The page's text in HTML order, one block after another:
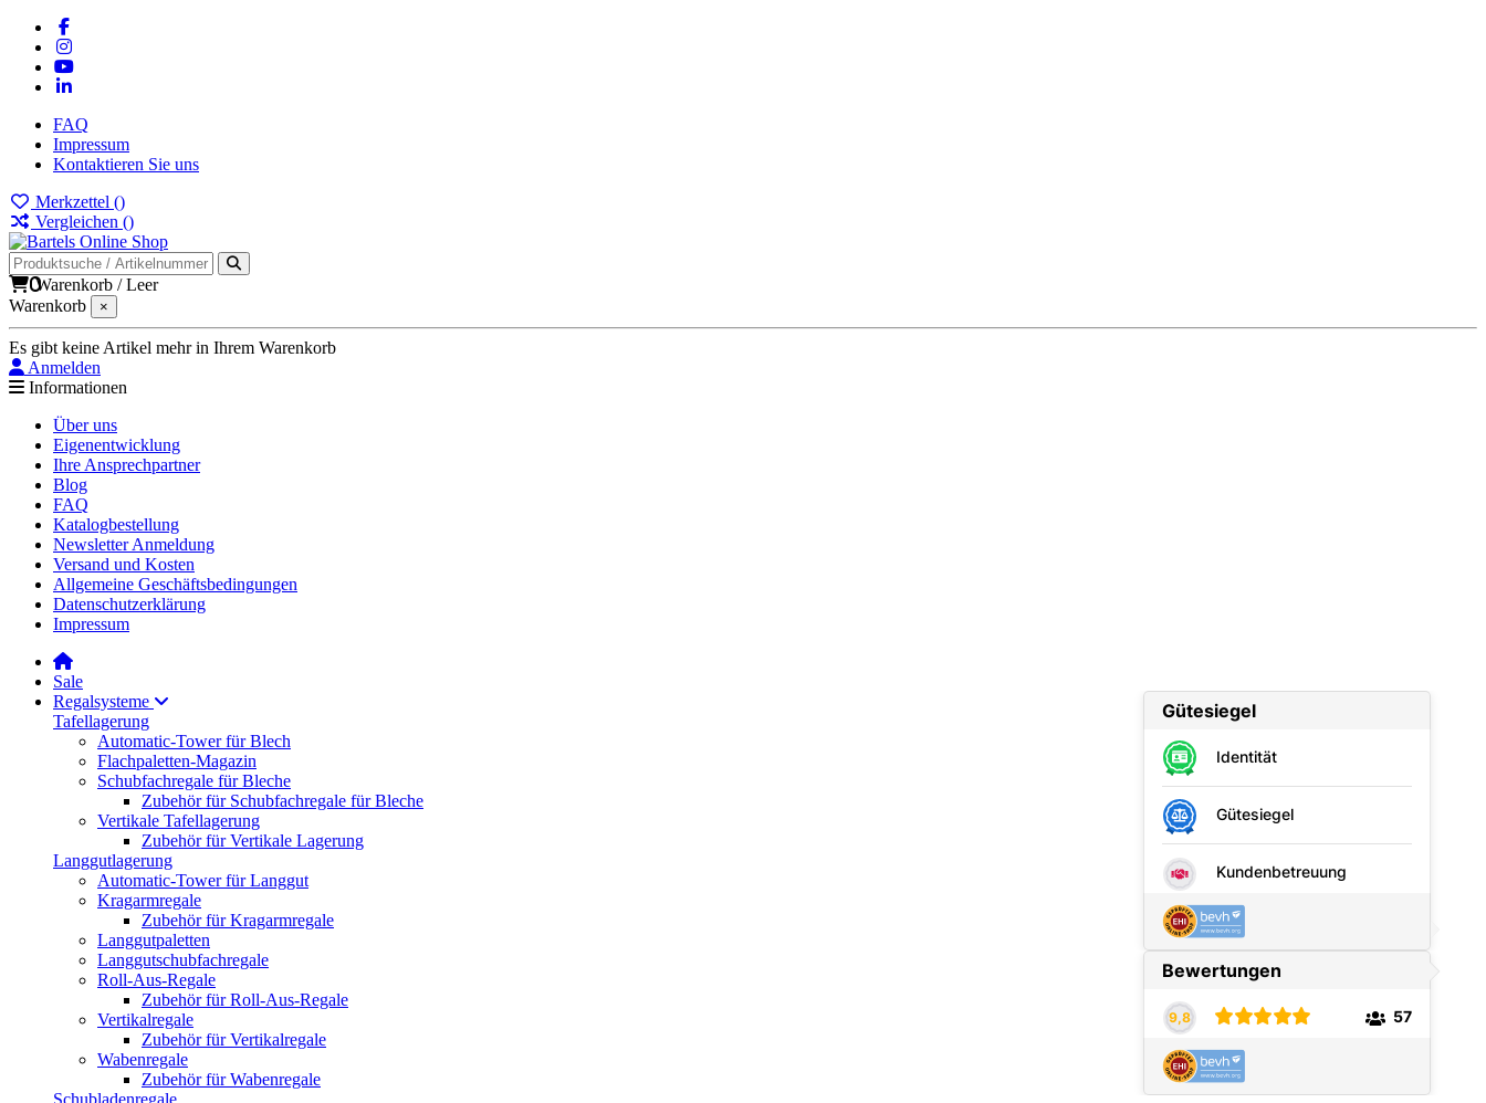
FAQ
Impressum
Kontaktieren Sie uns
Merkzettel ()
Vergleichen ()
0Warenkorb /Leer
Warenkorb
×
Es gibt keine Artikel mehr in Ihrem Warenkorb
Anmelden
Informationen
Über uns
Eigenentwicklung
Ihre Ansprechpartner
Blog
FAQ
Katalogbestellung
Newsletter Anmeldung
Versand und Kosten
Allgemeine Geschäftsbedingungen
Datenschutzerklärung
Impressum
Sale
Regalsysteme
Tafellagerung
Automatic-Tower für Blech
Flachpaletten-Magazin
Schubfachregale für Bleche
Zubehör für Schubfachregale für Bleche
Vertikale Tafellagerung
Zubehör für Vertikale Lagerung
Langgutlagerung
Automatic-Tower für Langgut
Kragarmregale
Zubehör für Kragarmregale
Langgutpaletten
Langgutschubfachregale
Roll-Aus-Regale
Zubehör für Roll-Aus-Regale
Vertikalregale
Zubehör für Vertikalregale
Wabenregale
Zubehör für Wabenregale
Schubladenregale